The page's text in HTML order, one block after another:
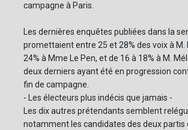
campagne à Paris.
Les dernières enquêtes publiées dans la
promettaient entre 25 et 28% des voix à M.
24% à Mme Le Pen, et de 16 à 18% à M.
deux derniers ayant été en progression
fin de campagne.
- Les électeurs plus indécis que jamais -
Les dix autres prétendants semblent
notamment les candidates des deux partis